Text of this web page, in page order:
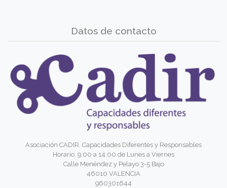
Datos de contacto
Asociación CADIR. Capacidades Diferentes y Responsables
Horario: 9:00 a 14:00 de Lunes a Viernes
Calle Menéndez y Pelayo 3-5 Bajo
46010 VALENCIA
960301644